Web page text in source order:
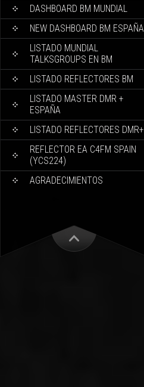
DASHBOARD BM MUNDIAL
NEW DASHBOARD BM ESPAÑA
LISTADO MUNDIAL
TALKSGROUPS EN BM
LISTADO REFLECTORES BM
LISTADO MASTER DMR +
ESPAÑA
LISTADO REFLECTORES DMR+
REFLECTOR EA C4FM SPAIN
(YCS224)
AGRADECIMIENTOS